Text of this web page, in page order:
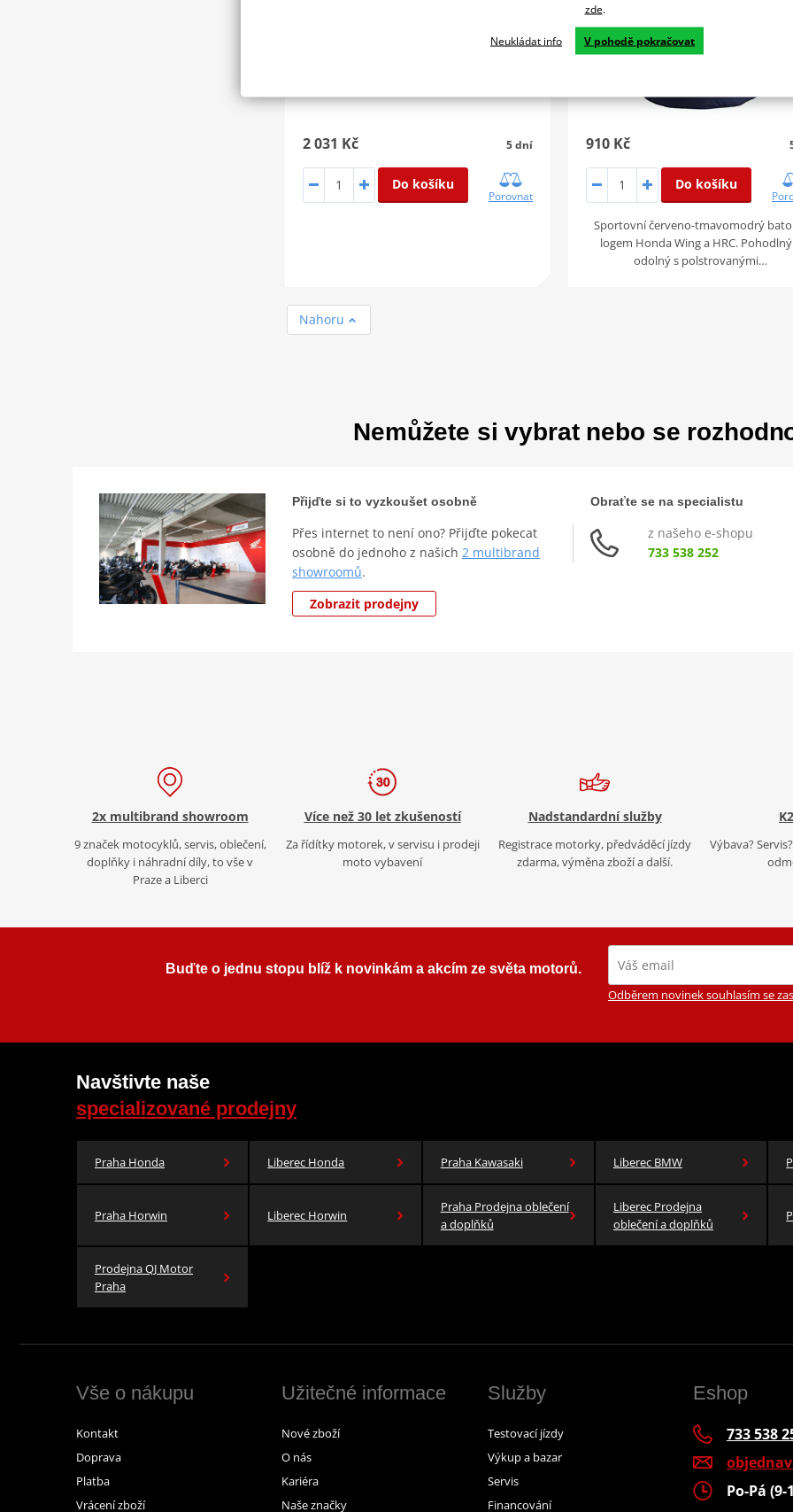
2 031 Kč 5 dní
Do košíku
Porovnat
910 Kč
Do košíku
Sportovní červeno-tmavomodrý
logem Honda Wing a HRC.
odolný s polstrovanými…
Nahoru
Nemůžete si vybrat nebo se
Přijďte si to vyzkoušet osobně
Přes internet to není ono? Přijďte pokecat
osobně do jednoho z našich 2 multibrand
showroomů.
Zobrazit prodejny
Obraťte se na specialistu
z našeho e-shopu
733 538 252
2x multibrand showroom
9 značek motocyklů, servis, oblečení,
doplňky i náhradní díly, to vše v
Praze a Liberci
Více než 30 let zkušeností
Za řídítky motorek, v servisu i prodeji
moto vybavení
Nadstandardní služby
Registrace motorky, předváděcí jízdy
zdarma, výměna zboží a další.
Výbava?
Buďte o jednu stopu blíž k novinkám a akcím ze světa motorů.
Odběrem novinek souhlasím se
Navštivte naše
specializované prodejny
Praha Honda Liberec Honda Praha Kawasaki Liberec BMW
Praha Horwin Liberec Horwin
Praha Prodejna oblečení
a doplňků
Liberec Prodejna
oblečení a doplňků
Prodejna QJ Motor
Praha
Vše o nákupu
Kontakt
Doprava
Platba
Vrácení zboží
Užitečné informace
Nové zboží
O nás
Kariéra
Naše značky
Služby
Testovací jízdy
Výkup a bazar
Servis
Financování
Eshop
733 538
Po-Pá (9-
zde.
Neukládat info V pohodě pokračovat